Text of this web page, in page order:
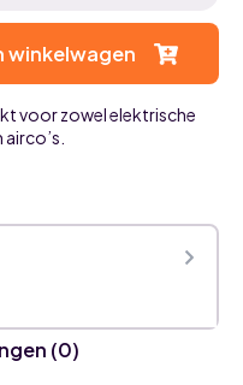
winkelwagen
voor zowel elektrische
(0)